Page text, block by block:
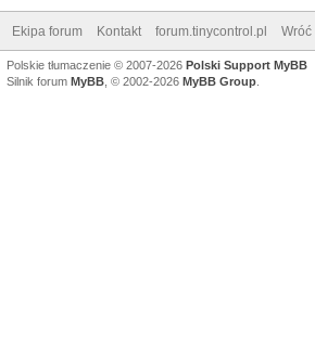
Ekipa forum Kontakt forum.tinycontrol.pl Wróć
Polskie tłumaczenie © 2007-2026 Polski Support MyBB
Silnik forum MyBB , © 2002-2026 MyBB Group